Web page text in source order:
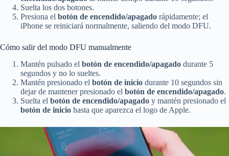
Suelta los dos botones.
Presiona el botón de encendido/apagado rápidamente; el
iPhone se reiniciará normalmente, saliendo del modo DFU.
Cómo salir del modo DFU manualmente
Mantén pulsado el botón de encendido/apagado durante 5
segundos y no lo sueltes.
Mantén presionado el botón de inicio durante 10 segundos sin
dejar de mantener presionado el botón de encendido/apagado.
Suelta el botón de encendido/apagado y mantén presionado el
botón de inicio hasta que aparezca el logo de Apple.